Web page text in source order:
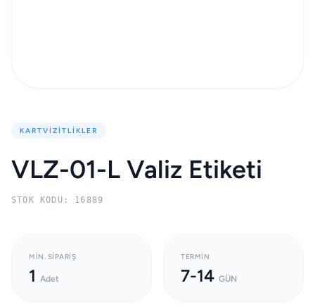
KARTVIZITLIKLER
VLZ-01-L Valiz Etiketi
STOK KODU: 16889
MIN. SIPARIŞ
1 Adet
TERMIN
7-14 GÜN